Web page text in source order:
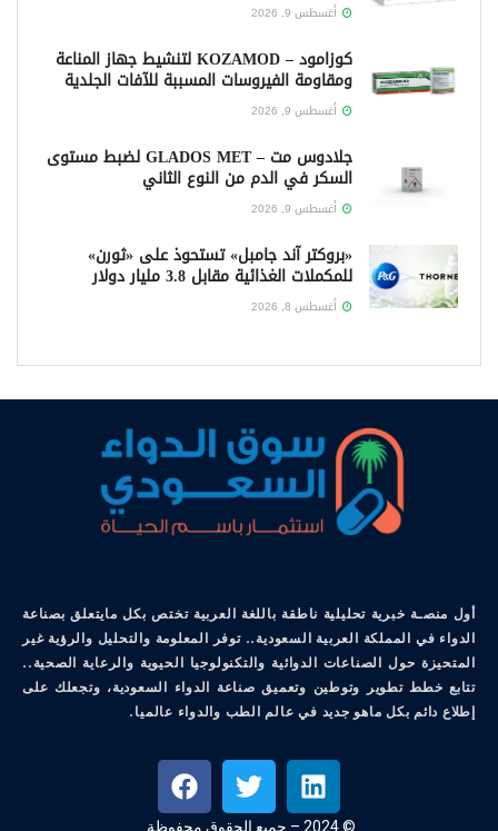
أغسطس 9, 2026
كوزامود – KOZAMOD لتنشيط جهاز المناعة
ومقاومة الفيروسات المسببة للآفات الجلدية
أغسطس 9, 2026
جلادوس مت – GLADOS MET لضبط مستوى
السكر في الدم من النوع الثاني
أغسطس 9, 2026
«بروكتر آند جامبل» تستحوذ على «ثورن»
للمكملات الغذائية مقابل 3.8 مليار دولار
أغسطس 8, 2026
أول منصـة خبرية تحليلية ناطقة باللغة العربية تختص بكل مايتعلق بصناعة
الدواء في المملكة العربية السعودية.. توفر المعلومة والتحليل والرؤية غير
المتحيزة حول الصناعات الدوائية والتكنولوجيا الحيوية والرعاية الصحية..
تتابع خطط تطوير وتوطين وتعميق صناعة الدواء السعودية، وتجعلك على
إطلاع دائم بكل ماهو جديد في عالم الطب والدواء عالميا.
© 2024 – جميع الحقوق محفوظة.